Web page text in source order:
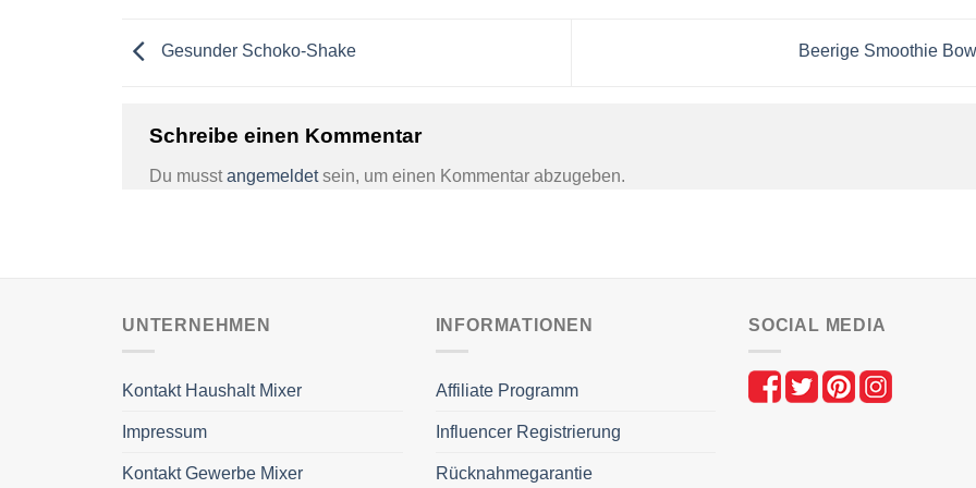
Gesunder Schoko-Shake Beerige Smoothie
Schreibe einen Kommentar
Du musstangemeldetsein, um einen Kommentar abzugeben.
UNTERNEHMEN
Kontakt Haushalt Mixer
Impressum
Kontakt Gewerbe Mixer
INFORMATIONEN
Affiliate Programm
Influencer Registrierung
Rücknahmegarantie
SOCIAL MEDIA